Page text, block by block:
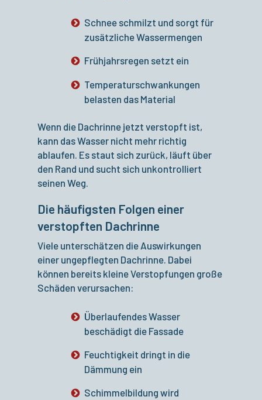
Schnee schmilzt und sorgt für
zusätzliche Wassermengen
Frühjahrsregen setzt ein
Temperaturschwankungen
belasten das Material
Wenn die Dachrinne jetzt verstopft ist,
kann das Wasser nicht mehr richtig
ablaufen. Es staut sich zurück, läuft über
den Rand und sucht sich unkontrolliert
seinen Weg.
Die häufigsten Folgen einer
verstopften Dachrinne
Viele unterschätzen die Auswirkungen
einer ungepflegten Dachrinne. Dabei
können bereits kleine Verstopfungen große
Schäden verursachen:
Überlaufendes Wasser
beschädigt die Fassade
Feuchtigkeit dringt in die
Dämmung ein
Schimmelbildung wird